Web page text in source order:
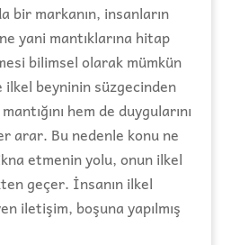
bir markanın, insanların
yani mantıklarına hitap
bilimsel olarak mümkün
beyninin süzgecinden
hem de duygularını
arar. Bu nedenle konu ne
etmenin yolu, onun ilkel
geçer. İnsanın ilkel
iletişim, boşuna yapılmış